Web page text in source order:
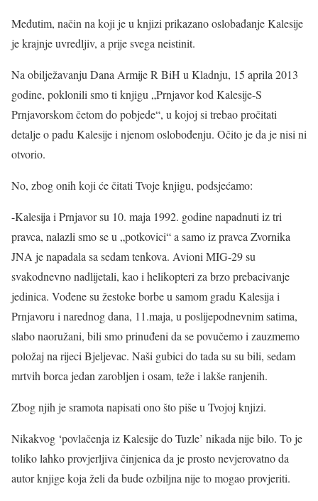
Međutim, način na koji je u knjizi prikazano oslobađanje Kalesije
je krajnje uvredljiv, a prije svega neistinit.
Na obilježavanju Dana Armije R BiH u Kladnju, 15 aprila 2013
godine, poklonili smo ti knjigu „Prnjavor kod Kalesije-S
Prnjavorskom četom do pobjede“, u kojoj si trebao pročitati
detalje o padu Kalesije i njenom oslobođenju. Očito je da je nisi ni
otvorio.
No, zbog onih koji će čitati Tvoje knjigu, podsjećamo:
-Kalesija i Prnjavor su 10. maja 1992. godine napadnuti iz tri
pravca, nalazli smo se u „potkovici“ a samo iz pravca Zvornika
JNA je napadala sa sedam tenkova. Avioni MIG-29 su
svakodnevno nadlijetali, kao i helikopteri za brzo prebacivanje
jedinica. Vođene su žestoke borbe u samom gradu Kalesija i
Prnjavoru i narednog dana, 11.maja, u poslijepodnevnim satima,
slabo naoružani, bili smo prinuđeni da se povučemo i zauzmemo
položaj na rijeci Bjeljevac. Naši gubici do tada su su bili, sedam
mrtvih borca jedan zarobljen i osam, teže i lakše ranjenih.
Zbog njih je sramota napisati ono što piše u Tvojoj knjizi.
Nikakvog ‘povlačenja iz Kalesije do Tuzle’ nikada nije bilo. To je
toliko lahko provjerljiva činjenica da je prosto nevjerovatno da
autor knjige koja želi da bude ozbiljna nije to mogao provjeriti.